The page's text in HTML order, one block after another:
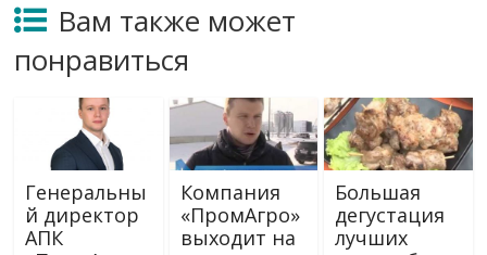
Вам также может
понравиться
Генеральны
й директор
АПК
Компания
«ПромАгро»
выходит на
Большая
дегустация
лучших